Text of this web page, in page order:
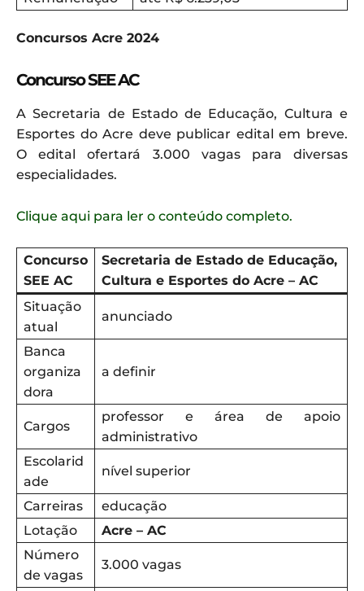
Concursos Acre 2024
Concurso SEE AC
A Secretaria de Estado de Educação, Cultura e
Esportes do Acre deve publicar edital em breve.
O edital ofertará 3.000 vagas para diversas
especialidades.
Clique aqui para ler o conteúdo completo.
Concurso
SEE AC
Secretaria de Estado de Educação,
Cultura e Esportes do Acre – AC
Situação
atual
anunciado
Banca
organiza
dora
a definir
Cargos
professor e área de apoio
administrativo
Escolarid
ade
nível superior
Carreiras
educação
Lotação
Acre – AC
Número
de vagas
3.000 vagas